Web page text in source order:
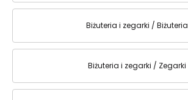
Biżuteria i zegarki / Biżuteria
Biżuteria i zegarki / Zegarki